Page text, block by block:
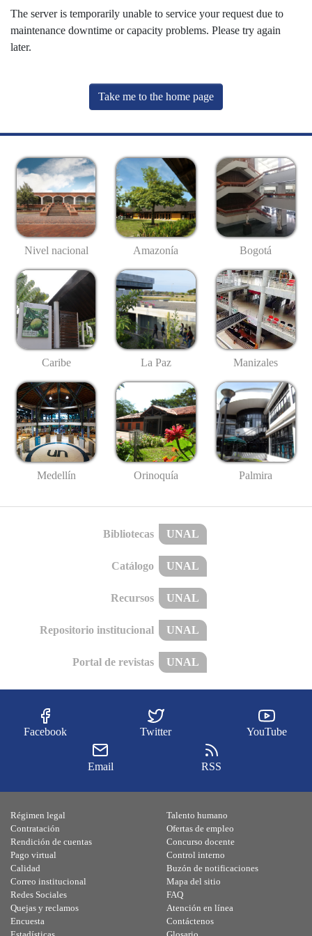
The server is temporarily unable to service your request due to
maintenance downtime or capacity problems. Please try again
later.
Take me to the home page
Nivel nacional Amazonía Bogotá
Caribe La Paz Manizales
Medellín Orinoquía Palmira
Bibliotecas UNAL
Catálogo UNAL
Recursos UNAL
Repositorio institucional UNAL
Portal de revistas UNAL
Facebook Twitter YouTube
Email RSS
Régimen legal
Contratación
Rendición de cuentas
Pago virtual
Calidad
Talento humano
Ofertas de empleo
Concurso docente
Control interno
Buzón de notificaciones
Correo institucional
Redes Sociales
Quejas y reclamos
Encuesta
Mapa del sitio
FAQ
Atención en línea
Contáctenos